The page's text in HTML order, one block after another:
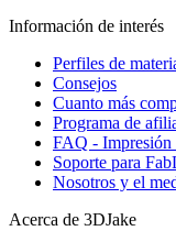
Información de interés
Perfiles de
Consejos
Cuanto más
Programa de
FAQ - Impresión
Soporte para
Nosotros y el
Acerca de 3DJake